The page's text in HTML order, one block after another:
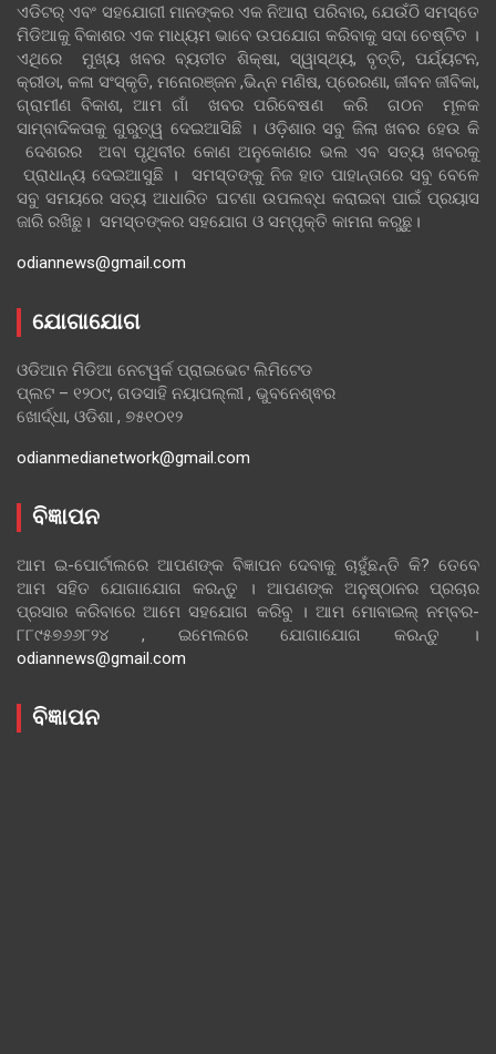
ଏଡିଟର୍ ଏବଂ ସହଯୋଗୀ ମାନଙ୍କର ଏକ ନିଆରା ପରିବାର, ଯେଉଁଠି ସମସ୍ତେ
ମିଡିଆକୁ ବିକାଶର ଏକ ମାଧ୍ୟମ ଭାବେ ଉପଯୋଗ କରିବାକୁ ସଦା ଚେଷ୍ଟିତ ।
ଏଥିରେ ମୁଖ୍ୟ ଖବର ବ୍ୟତୀତ ଶିକ୍ଷା, ସ୍ୱାସ୍ଥ୍ୟ, ବୃତ୍ତି, ପର୍ଯ୍ୟଟନ,
କ୍ରୀଡା, କଳା ସଂସ୍କୃତି, ମନୋରଞ୍ଜନ ,ଭିନ୍ନ ମଣିଷ, ପ୍ରେରଣା, ଜୀବନ ଜୀବିକା,
ଗ୍ରାମୀଣ ବିକାଶ, ଆମ ଗାଁ ଖବର ପରିବେଷଣ କରି ଗଠନ ମୂଳକ
ସାମ୍ବାଦିକତାକୁ ଗୁରୁତ୍ୱ ଦେଇଆସିଛି । ଓଡ଼ିଶାର ସବୁ ଜିଲା ଖବର ହେଉ କି
ଦେଶରର ଅବା ପୃଥିବୀର କୋଣ ଅନୁକୋଣର ଭଲ ଏବ ସତ୍ୟ ଖବରକୁ
ପ୍ରାଧାନ୍ୟ ଦେଇଆସୁଛି । ସମସ୍ତଙ୍କୁ ନିଜ ହାତ ପାହାନ୍ତାରେ ସବୁ ବେଳେ
ସବୁ ସମୟରେ ସତ୍ୟ ଆଧାରିତ ଘଟଣା ଉପଲବ୍ଧ କରାଇବା ପାଇଁ ପ୍ରୟାସ
ଜାରି ରଖିଛୁ। ସମସ୍ତଙ୍କର ସହଯୋଗ ଓ ସମ୍ପୃକ୍ତି କାମନା କରୁଛୁ।
odiannews@gmail.com
ଯୋଗାଯୋଗ
ଓଡିଆନ ମିଡିଆ ନେଟୱର୍କ ପ୍ରାଇଭେଟ ଲିମିଟେଡ
ପ୍ଲଟ – ୧୨୦୯, ଗଡସାହି ନୟାପଲ୍ଲୀ , ଭୁବନେଶ୍ଵର
ଖୋର୍ଦ୍ଧା, ଓଡିଶା , ୭୫୧୦୧୨
odianmedianetwork@gmail.com
ବିଜ୍ଞାପନ
ଆମ ଇ-ପୋର୍ଟାଲରେ ଆପଣଙ୍କ ବିଜ୍ଞାପନ ଦେବାକୁ ଚାହୁଁଛନ୍ତି କି? ତେବେ
ଆମ ସହିତ ଯୋଗାଯୋଗ କରନ୍ତୁ । ଆପଣଙ୍କ ଅନୁଷ୍ଠାନର ପ୍ରଚାର
ପ୍ରସାର କରିବାରେ ଆମେ ସହଯୋଗ କରିବୁ । ଆମ ମୋବାଇଲ୍ ନମ୍ବର-
୮୮୯୫୭୬୬୮୨୪ , ଇମେଲରେ ଯୋଗାଯୋଗ କରନ୍ତୁ ।
odiannews@gmail.com
ବିଜ୍ଞାପନ